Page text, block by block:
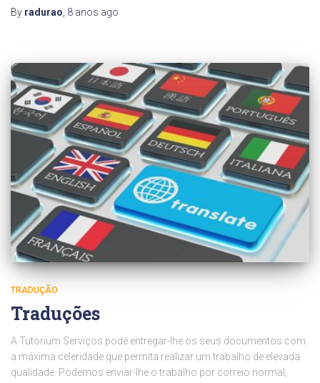
By radurao, 8 anos ago
TRADUÇÃO
Traduções
A Tutorium Serviços pode entregar-lhe os seus documentos com
a máxima celeridade que permita realizar um trabalho de elevada
qualidade. Podemos enviar-lhe o trabalho por correio normal,